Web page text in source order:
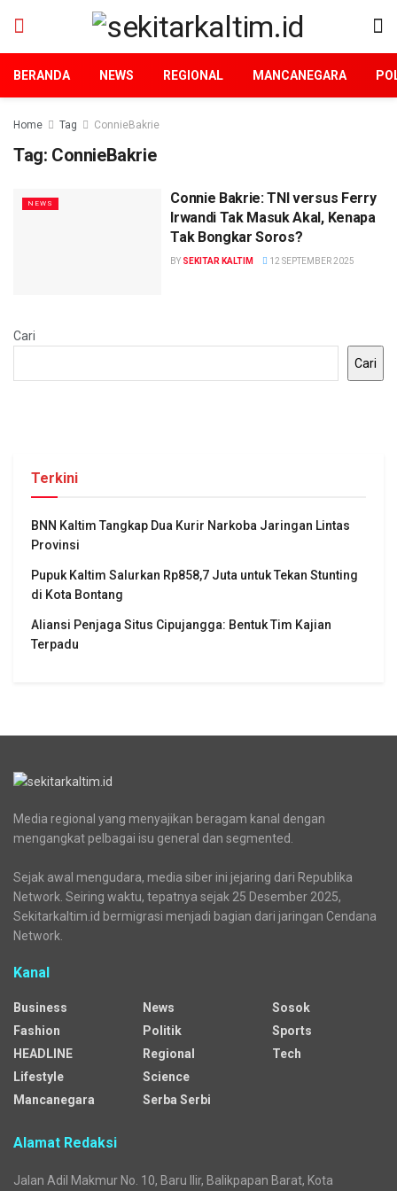
BERANDA NEWS REGIONAL MANCANEGARA
Home Tag ConnieBakrie
Tag: ConnieBakrie
NEWS
Connie Bakrie: TNI versus Ferry
Irwandi Tak Masuk Akal, Kenapa
Tak Bongkar Soros?
BY SEKITAR KALTIM 12 SEPTEMBER 2025
Cari
Cari
Terkini
BNN Kaltim Tangkap Dua Kurir Narkoba Jaringan Lintas
Provinsi
Pupuk Kaltim Salurkan Rp858,7 Juta untuk Tekan Stunting
di Kota Bontang
Aliansi Penjaga Situs Cipujangga: Bentuk Tim Kajian
Terpadu
Media regional yang menyajikan beragam kanal dengan
mengangkat pelbagai isu general dan segmented.
Sejak awal mengudara, media siber ini jejaring dari Republika
Network. Seiring waktu, tepatnya sejak 25 Desember 2025,
Sekitarkaltim.id bermigrasi menjadi bagian dari jaringan Cendana
Network.
Kanal
Business
Fashion
HEADLINE
Lifestyle
Mancanegara
News
Politik
Regional
Science
Serba Serbi
Sosok
Sports
Tech
Alamat Redaksi
Jalan Adil Makmur No. 10, Baru Ilir, Balikpapan Barat, Kota